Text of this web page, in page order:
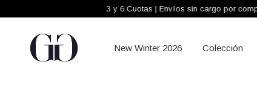
3 y 6 Cuotas | Envíos sin cargo por compras +$300.000
New Winter 2026 Colección